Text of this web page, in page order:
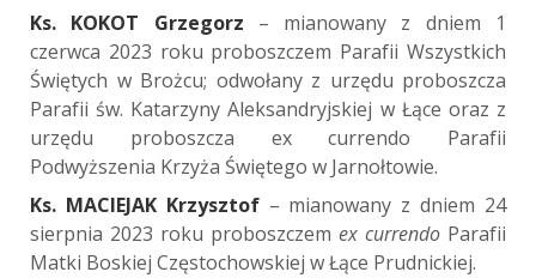
Ks. KOKOT Grzegorz – mianowany z dniem 1
czerwca 2023 roku proboszczem Parafii Wszystkich
Świętych w Brożcu; odwołany z urzędu proboszcza
Parafii św. Katarzyny Aleksandryjskiej w Łące oraz z
urzędu proboszcza ex currendo Parafii
Podwyższenia Krzyża Świętego w Jarnołtowie.
Ks. MACIEJAK Krzysztof– mianowany z dniem 24
sierpnia 2023 roku proboszczem ex currendo Parafii
Matki Boskiej Częstochowskiej w Łące Prudnickiej.